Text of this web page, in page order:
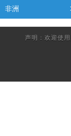
非洲
声明：欢迎使用